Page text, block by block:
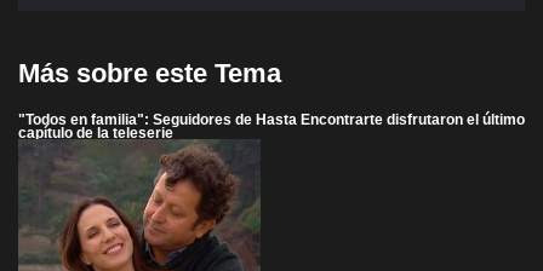
Más sobre este Tema
"Todos en familia": Seguidores de Hasta Encontrarte disfrutaron el último
capítulo de la teleserie